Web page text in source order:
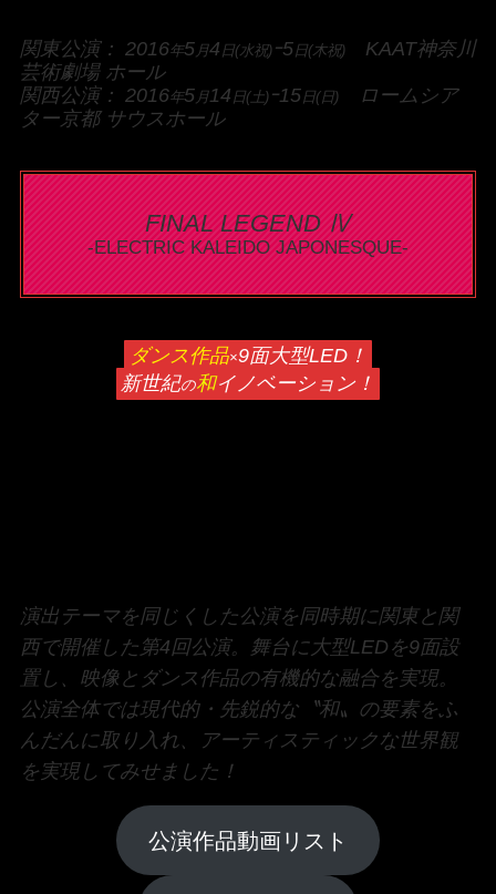
関東公演： 2016年5 月4 日(水祝)ｰ5日(木祝)KAAT神奈川
芸術劇場 ホール
関西公演： 2016年5 月14 日(土)ｰ15日(日)ロームシア
ター京都 サウスホール
FINAL LEGEND Ⅳ
-ELECTRIC KALEIDO JAPONESQUE-
ダンス作品×9面大型LED！
新世紀の和イノベーション！
演出テーマを同じくした公演を同時期に関東と関
西で開催した第4回公演。舞台に大型LEDを9面設
置し、映像とダンス作品の有機的な融合を実現。
公演全体では現代的・先鋭的な〝和〟の要素をふ
んだんに取り入れ、アーティスティックな世界観
を実現してみせました！
公演作品動画リスト